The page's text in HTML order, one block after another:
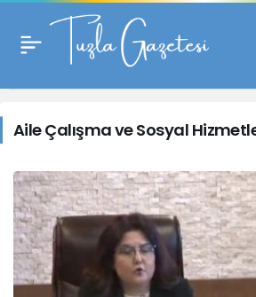
Aile
Çalışma
ve
Sosyal
Hizmetler
Aile Çalışma ve Sosyal